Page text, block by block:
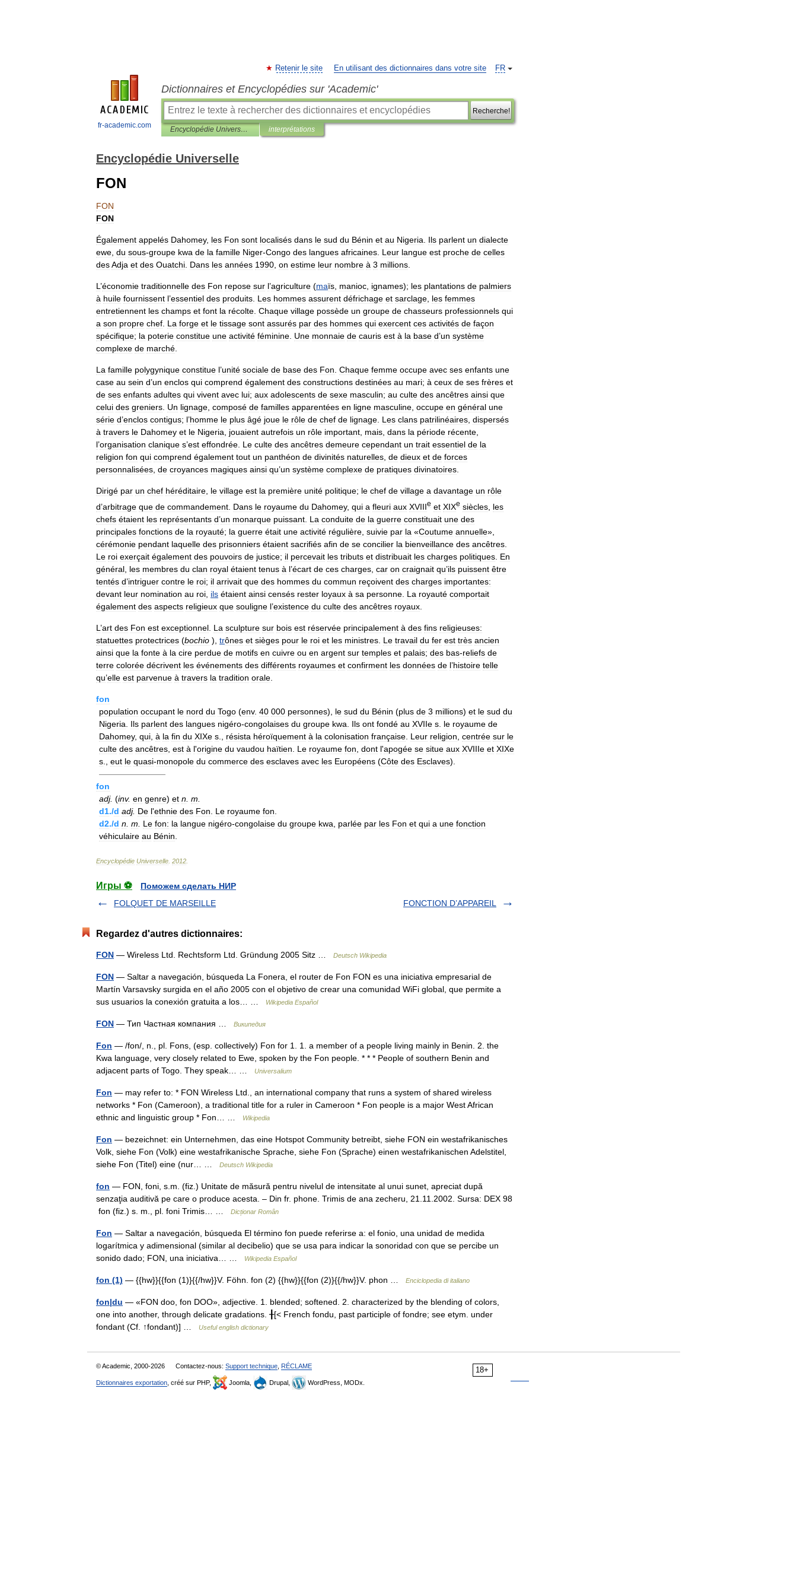
fr-academic.com
FR
Retenir le site En utilisant des dictionnaires dans votre site
Dictionnaires et Encyclopédies sur 'Academic'
Recherche!
Encyclopédie Universelle interprétations
Encyclopédie Universelle
FON
FON
FON
Également appelés Dahomey, les Fon sont localisés dans le sud du Bénin et au Nigeria Ils parlent un dialecte
ewe du sous-groupe kwa de la famille Niger-Congo des langues africaines Leur langue est proche de celles
desAdja et des Ouatchi Dans les années 1990 on estime leur nombre à 3 millions
L ’économie traditionnelle des Fon repose sur l’agriculture (maïs manioc ignames); les plantations de palmiers
à huile fournissent l’essentiel des produits Les hommes assurent défrichage et sarclage les femmes
entretiennent les champs et font la récolte Chaque village possède un groupe de chasseurs professionnels qui
a son propre chef La forge et le tissage sont assurés par des hommes qui exercent ces activités de façon
spécifique; la poterie constitue une activité féminine Une monnaie de cauris est à la base d’un système
complexe de marché
La famille polygynique constitue l’unité sociale de base des Fon Chaque femme occupe avec ses enfants une
case au sein d’un enclos qui comprend également des constructions destinées au mari; à ceux de ses frères et
de ses enfants adultes qui vivent avec lui; aux adolescents de sexe masculin; au culte des ancêtres ainsi que
celui des greniers Un lignage composé de familles apparentées en ligne masculine occupe en général une
série d’enclos contigus; l’homme le plus âgé joue le rôle de chef de lignage Les clans patrilinéaires dispersés
à travers le Dahomey et le Nigeria jouaient autrefois un rôle important mais dans la période récente
l’organisation clanique s’est effondrée Le culte des ancêtres demeure cependant un trait essentiel de la
religion fon qui comprend également tout un panthéon de divinités naturelles de dieux et de forces
personnalisées de croyances magiques ainsi qu’un système complexe de pratiques divinatoires
Dirigé par un chef héréditaire le village est la première unité politique; le chef de village a davantage un rôle
d’arbitrage que de commandement Dans le royaume du Dahomey, qui a fleuri aux XVIIIe et XIXe siècles les
chefs étaient les représentants d’un monarque puissant La conduite de la guerre constituait une des
principales fonctions de la royauté; la guerre était une activité régulière suivie par la «Coutume annuelle»,
cérémonie pendant laquelle des prisonniers étaient sacrifiés afin de se concilier la bienveillance des ancêtres
Le roi exerçait également des pouvoirs de justice; il percevait les tributs et distribuait les charges politiques En
général les membres du clan royal étaient tenus à l’écart de ces charges car on craignait qu’ils puissent être
tentés d’intriguer contre le roi; il arrivait que des hommes du commun reçoivent des charges importantes:
devant leur nomination au roi ils étaient ainsi censés rester loyaux à sa personne La royauté comportait
également des aspects religieux que souligne l’existence du culte des ancêtres royaux
L ’art des Fon est exceptionnel La sculpture sur bois est réservée principalement à des fins religieuses:
statuettes protectrices (bochio ), trônes et sièges pour le roi et les ministres Le travail du fer est très ancien
ainsi que la fonte à la cire perdue de motifs en cuivre ou en argent sur temples et palais; des bas-reliefs de
terre colorée décrivent les événements des différents royaumes et confirment les données de l’histoire telle
qu’elle est parvenue à travers la tradition orale
fon
population occupant le nord du Togo (env. 40 000 personnes), le sud du Bénin (plus de 3 millions) et le sud du
Nigeria
Ils parlent des langues nigéro-congolaises du groupe kwa Ils ont fondé au XVIIe s le royaume de
Dahomey, qui à la fin du XIXe s résista héroïquement à la colonisation française Leur religion centrée sur le
culte des ancêtres est à l'origine du vaudou haïtien Le royaume fon dont l'apogée se situe aux XVIIIe et XIXe
s
eut le quasi-monopole du commerce des esclaves avec les Européens (Côte des Esclaves).
————————
fon
adj. (inv. en genre) et n m
d1./d adj. De l'ethnie des Fon Le royaume fon
d2./d n m Le fon: la langue nigéro-congolaise du groupe kwa parlée par les Fon et qui a une fonction
véhiculaire au Bénin
Encyclopédie Universelle 2012
Игры ⚽
Поможем сделать НИР
FOLQUET DE MARSEILLE
FONCTION D’APPAREIL
Regardez d'autres dictionnaires:
FON — Wireless Ltd. Rechtsform Ltd. Gründung 2005 Sitz … Deutsch Wikipedia
FON — Saltar a navegación, búsqueda La Fonera, el router de Fon FON es una iniciativa empresarial de
Martín Varsavsky surgida en el año 2005 con el objetivo de crear una comunidad WiFi global, que permite a
sus usuarios la conexión gratuita a los… …
Wikipedia Español
FON — Тип Частная компания … Википедия
Fon — /fon/, n., pl. Fons, (esp. collectively) Fon for 1. 1. a member of a people living mainly in Benin. 2. the
Kwa language, very closely related to Ewe, spoken by the Fon people. * * * People of southern Benin and
adjacent parts of Togo. They speak… …
Universalium
Fon — may refer to: * FON Wireless Ltd., an international company that runs a system of shared wireless
networks * Fon (Cameroon), a traditional title for a ruler in Cameroon * Fon people is a major West African
ethnic and linguistic group * Fon… …
Wikipedia
Fon — bezeichnet: ein Unternehmen, das eine Hotspot Community betreibt, siehe FON ein westafrikanisches
Volk, siehe Fon (Volk) eine westafrikanische Sprache, siehe Fon (Sprache) einen westafrikanischen Adelstitel,
siehe Fon (Titel) eine (nur… …
Deutsch Wikipedia
fon — FON, foni, s.m. (fiz.) Unitate de măsură pentru nivelul de intensitate al unui sunet, apreciat după
senzaţia auditivă pe care o produce acesta. – Din fr. phone. Trimis de ana zecheru, 21.11.2002. Sursa: DEX 98
fon (fiz.) s. m., pl. foni Trimis… …
Dicționar Român
Fon — Saltar a navegación, búsqueda El término fon puede referirse a: el fonio, una unidad de medida
logarítmica y adimensional (similar al decibelio) que se usa para indicar la sonoridad con que se percibe un
sonido dado; FON, una iniciativa… …
Wikipedia Español
fon (1) — {{hw}}{{fon (1)}{{/hw}}V. Föhn. fon (2) {{hw}}{{fon (2)}{{/hw}}V. phon … Enciclopedia di italiano
fon|du — «FON doo, fon DOO», adjective. 1. blended; softened. 2. characterized by the blending of colors,
one into another, through delicate gradations. ╂[< French fondu, past participle of fondre; see etym. under
fondant (Cf. ↑fondant)] …
Useful english dictionary
18+
© Academic, 2000-2026 Contactez-nous: Support technique RÉCLAME
Dictionnaires exportation , créé sur PHP, Joomla, Drupal, WordPress, MODx.